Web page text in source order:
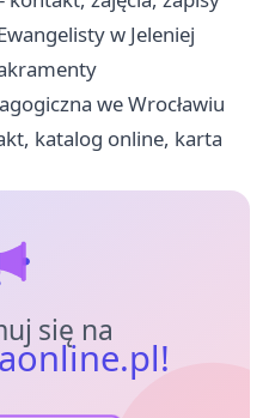
w Jeleniej
we Wrocławiu
katalog online, karta
się na